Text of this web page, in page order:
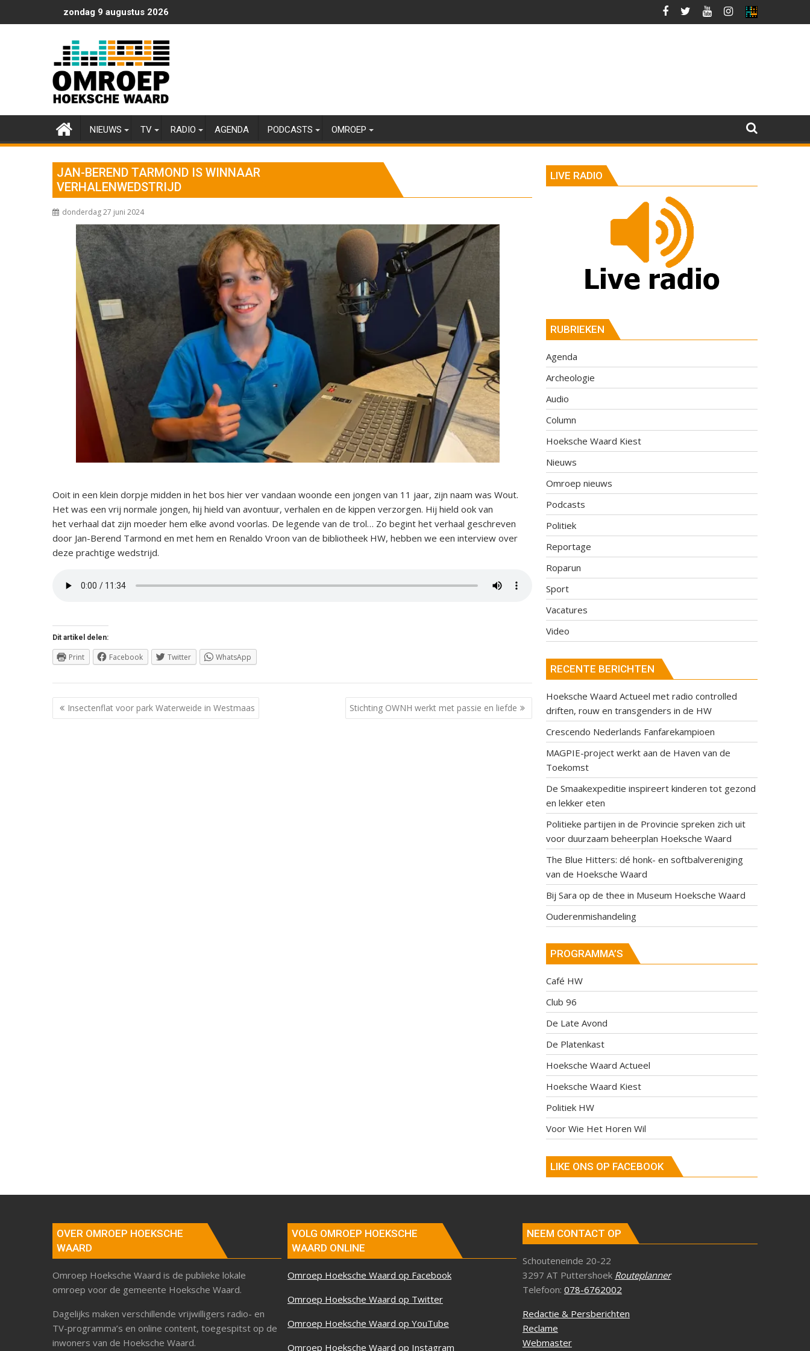
naar
zondag 9 augustus 2026
NIEUWS TV RADIO AGENDA PODCASTS OMROEP
JAN-BEREND TARMOND IS WINNAAR
VERHALENWEDSTRIJD
donderdag 27 juni 2024
Ooit in een klein dorpje midden in het bos hier ver vandaan woonde een jongen van 11 jaar, zijn naam was Wout.
Het was een vrij normale jongen, hij hield van avontuur, verhalen en de kippen verzorgen. Hij hield ook van
het verhaal dat zijn moeder hem elke avond voorlas. De legende van de trol… Zo begint het verhaal geschreven
door Jan-Berend Tarmond en met hem en Renaldo Vroon van de bibliotheek HW, hebben we een interview over
deze prachtige wedstrijd.
Dit artikel delen:
Print Facebook Twitter WhatsApp
Berichtnavigatie
Insectenflat voor park Waterweide in Westmaas Stichting OWNH werkt met passie en liefde
LIVE RADIO
RUBRIEKEN
Agenda
Archeologie
Audio
Column
Hoeksche Waard Kiest
Nieuws
Omroep nieuws
Podcasts
Politiek
Reportage
Roparun
Sport
Vacatures
Video
RECENTE BERICHTEN
Hoeksche Waard Actueel met radio controlled
driften, rouw en transgenders in de HW
Crescendo Nederlands Fanfarekampioen
MAGPIE-project werkt aan de Haven van de
Toekomst
De Smaakexpeditie inspireert kinderen tot gezond
en lekker eten
Politieke partijen in de Provincie spreken zich uit
voor duurzaam beheerplan Hoeksche Waard
The Blue Hitters: dé honk- en softbalvereniging
van de Hoeksche Waard
Bij Sara op de thee in Museum Hoeksche Waard
Ouderenmishandeling
PROGRAMMA’S
Café HW
Club 96
De Late Avond
De Platenkast
Hoeksche Waard Actueel
Hoeksche Waard Kiest
Politiek HW
Voor Wie Het Horen Wil
LIKE ONS OP FACEBOOK
OVER OMROEP HOEKSCHE
WAARD
Omroep Hoeksche Waard is de publieke lokale
omroep voor de gemeente Hoeksche Waard.
Dagelijks maken verschillende vrijwilligers radio- en
TV-programma’s en online content, toegespitst op de
inwoners van de Hoeksche Waard.
VOLG OMROEP HOEKSCHE
WAARD ONLINE
Omroep Hoeksche Waard op Facebook
Omroep Hoeksche Waard op Twitter
Omroep Hoeksche Waard op YouTube
Omroep Hoeksche Waard op Instagram
NEEM CONTACT OP
Schouteneinde 20-22
3297 AT Puttershoek Routeplanner
Telefoon: 078-6762002
Redactie & Persberichten
Reclame
Webmaster